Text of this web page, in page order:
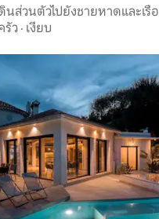
นส่วนตัวไปยังชายหาดและเรือ
รัว · เงียบ